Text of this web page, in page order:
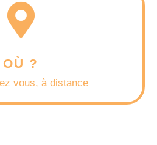

OÙ ?
vous, à distance